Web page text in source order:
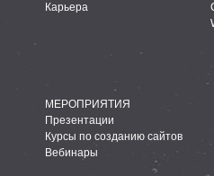
Карьера
МЕРОПРИЯТИЯ
Презентации
Курсы по созданию сайтов
Вебинары